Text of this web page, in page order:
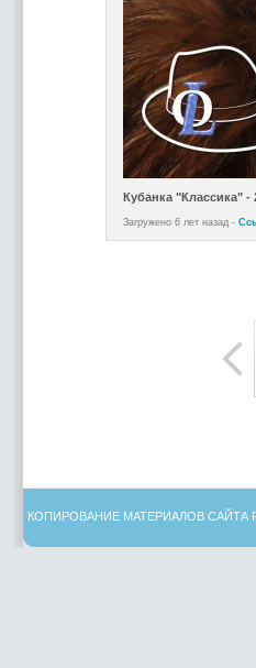
Кубанка "Классика" -
Загружено 6 лет назад -
КОПИРОВАНИЕ МАТЕРИАЛОВ